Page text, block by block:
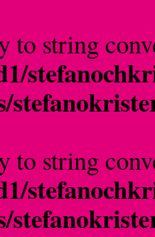
to string
to string